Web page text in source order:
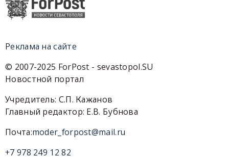
Реклама на сайте
© 2007-2025 ForPost - sevastopol.SU
Новостной портал
Учредитель: С.П. Кажанов
Главный редактор: Е.В. Бубнова
Почта:moder_forpost@mail.ru
+7 978 249 12 82